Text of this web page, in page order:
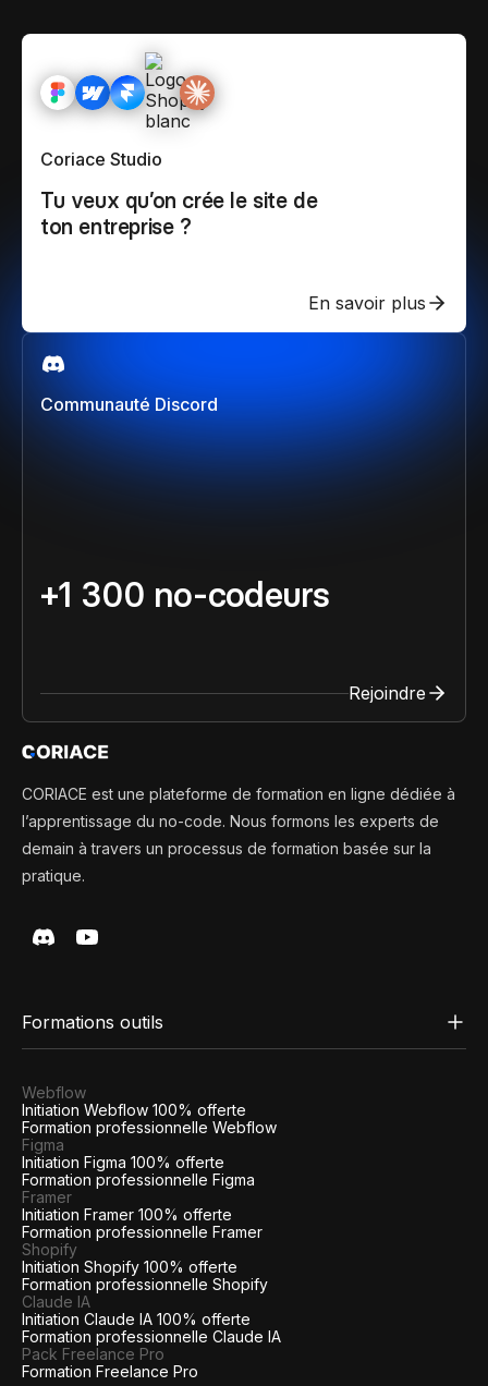
Communauté Discord
+1 300 no-codeurs
Rejoindre
Coriace Studio
Tu veux qu’on crée le site de
ton entreprise ?
En savoir plus
CORIACE est une plateforme de formation en ligne dédiée à
l’apprentissage du no-code. Nous formons les experts de
demain à travers un processus de formation basée sur la
pratique.
Formations outils
Webflow
Initiation Webflow 100% offerte
Formation professionnelle Webflow
Figma
Initiation Figma 100% offerte
Formation professionnelle Figma
Framer
Initiation Framer 100% offerte
Formation professionnelle Framer
Shopify
Initiation Shopify 100% offerte
Formation professionnelle Shopify
Claude IA
Initiation Claude IA 100% offerte
Formation professionnelle Claude IA
Pack Freelance Pro
Formation Freelance Pro